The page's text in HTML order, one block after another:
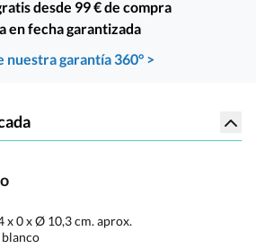
desde 99 € de compra
en fecha garantizada
nuestra garantía 360° >
x 0 x Ø 10,3 cm. aprox.
blanco